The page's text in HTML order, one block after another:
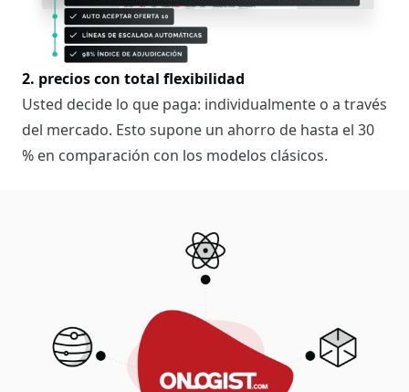
2. precios con total flexibilidad
Usted decide lo que paga: individualmente o a través
del mercado. Esto supone un ahorro de hasta el 30
% en comparación con los modelos clásicos.